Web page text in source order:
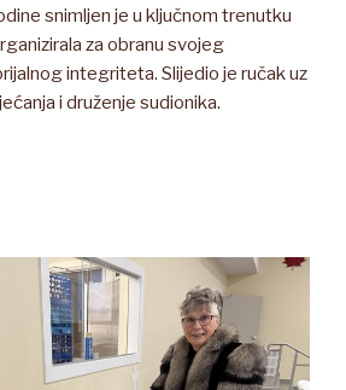
snimljen je u ključnom trenutku
za obranu svojeg
integriteta. Slijedio je ručak uz
i druženje sudionika.